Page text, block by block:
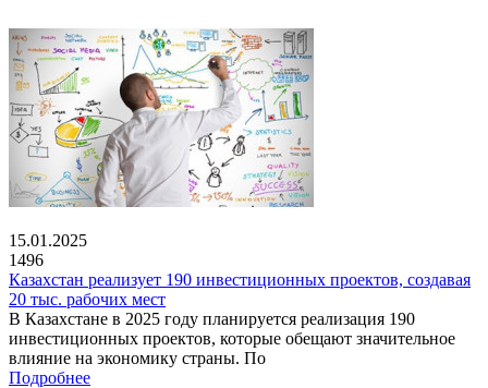
15.01.2025
1496
Казахстан реализует 190 инвестиционных проектов, создавая
20 тыс. рабочих мест
В Казахстане в 2025 году планируется реализация 190
инвестиционных проектов, которые обещают значительное
влияние на экономику страны. По
Подробнее